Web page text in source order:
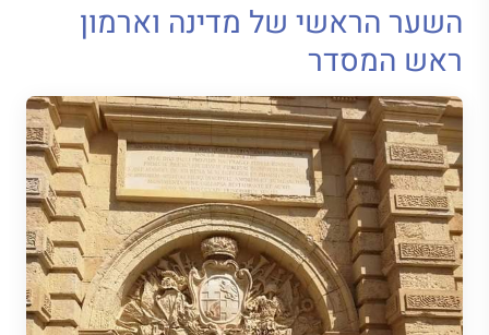
השער הראשי של מדינה וארמון
ראש המסדר